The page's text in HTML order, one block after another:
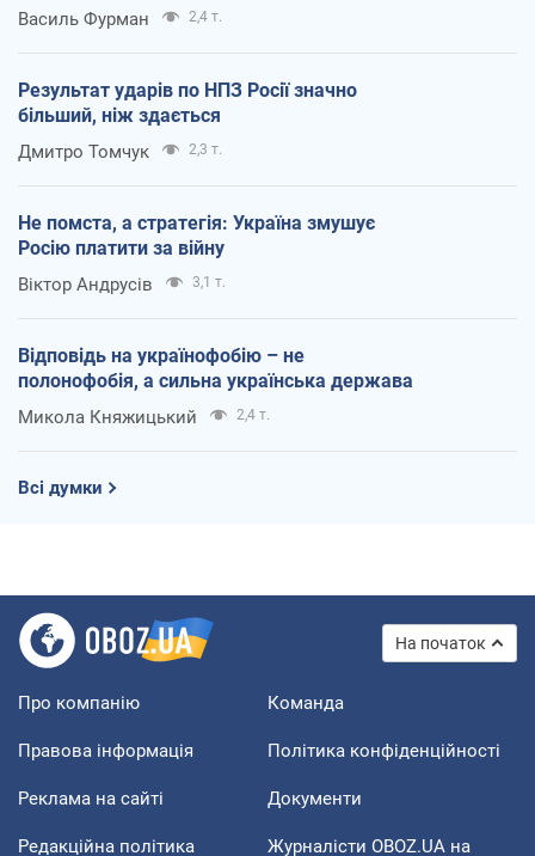
Василь Фурман 2,4 т.
Результат ударів по НПЗ Росії значно
більший, ніж здається
Дмитро Томчук 2,3 т.
Не помста, а стратегія: Україна змушує
Росію платити за війну
Віктор Андрусів 3,1 т.
Відповідь на українофобію – не
полонофобія, а сильна українська держава
Микола Княжицький 2,4 т.
Всі думки
На початок
Про компанію Команда
Правова інформація Політика конфіденційності
Реклама на сайті Документи
Редакційна політика
Журналісти OBOZ.UA на